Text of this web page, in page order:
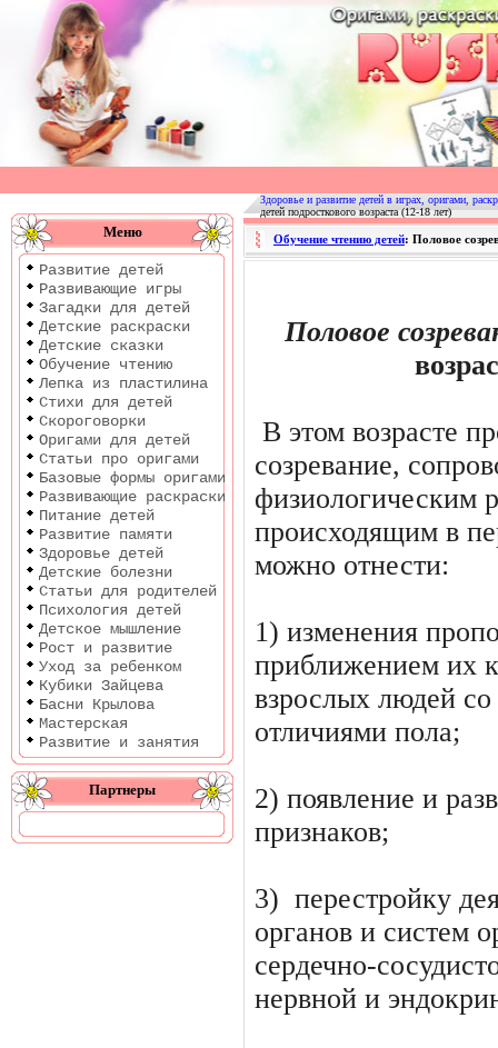
Оригами
|
Раскраски
Развитие
детей
Меню
Развитие детей
Развивающие игры
Загадки для детей
Детские раскраски
Детские сказки
Обучение чтению
Лепка из пластилина
Стихи для детей
Скороговорки
Оригами для детей
Статьи про оригами
Базовые формы оригами
Развивающие раскраски
Питание детей
Развитие памяти
Здоровье детей
Детские болезни
Статьи для родителей
Психология детей
Детское мышление
Рост и развитие
Уход за ребенком
Кубики Зайцева
Басни Крылова
Мастерская
Развитие и занятия
Партнеры
Здоровье и развитие детей в играх, оригами,
детей подросткового возраста (12-18 лет)
Обучение чтению детей: Половое
Половое
В этом возрасте
созревание,
физиологическим
происходящим в
можно отнести:
1) изменения
приближением их
взрослых людей
отличиями пола;
2) появление и
при­знаков;
3) перестройку
органов и систем
сердечно-
нервной и